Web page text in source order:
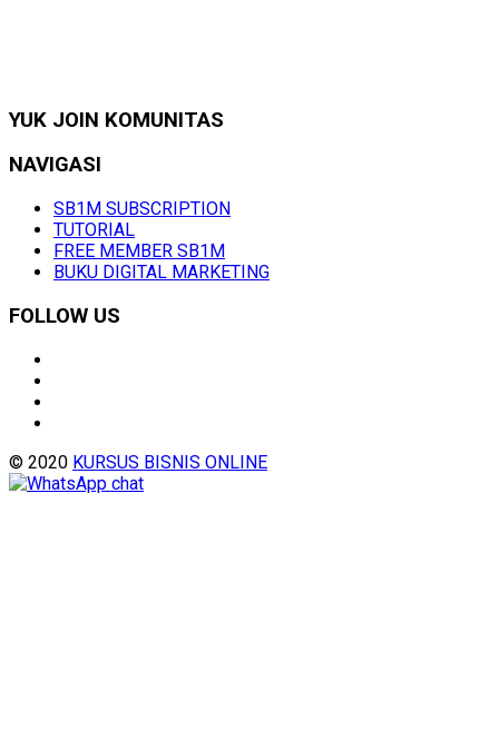
YUK JOIN KOMUNITAS
NAVIGASI
SB1M SUBSCRIPTION
TUTORIAL
FREE MEMBER SB1M
BUKU DIGITAL MARKETING
FOLLOW US
© 2020 KURSUS BISNIS ONLINE